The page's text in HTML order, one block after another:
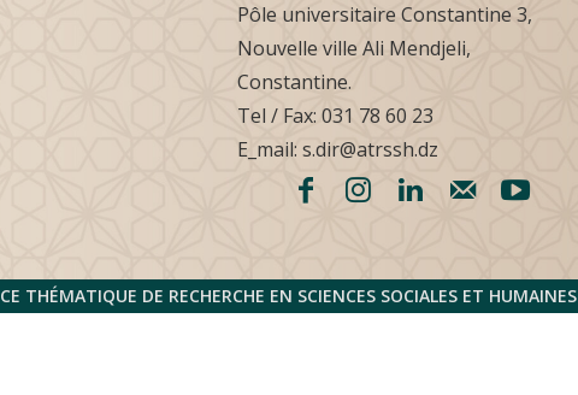
Pôle universitaire Constantine 3,
Nouvelle ville Ali Mendjeli,
Constantine.
Tel / Fax: 031 78 60 23
E_mail: s.dir@atrssh.dz
THÉMATIQUE DE RECHERCHE EN SCIENCES SOCIALES ET HUMAINES